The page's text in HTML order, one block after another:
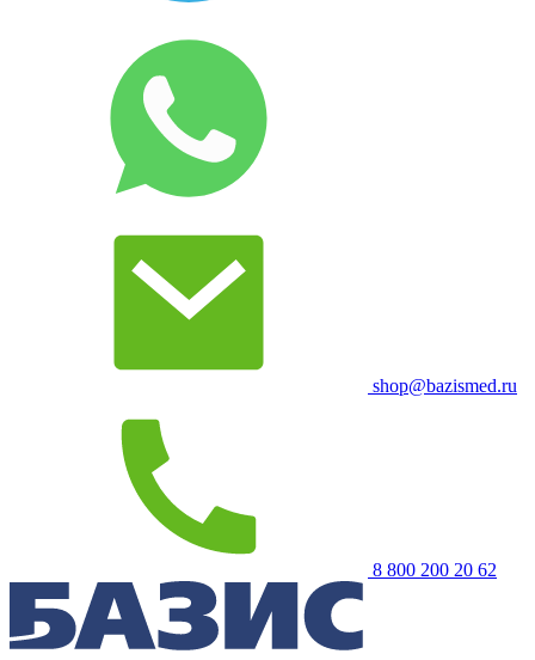
shop@bazismed.ru
8 800 200 20 62